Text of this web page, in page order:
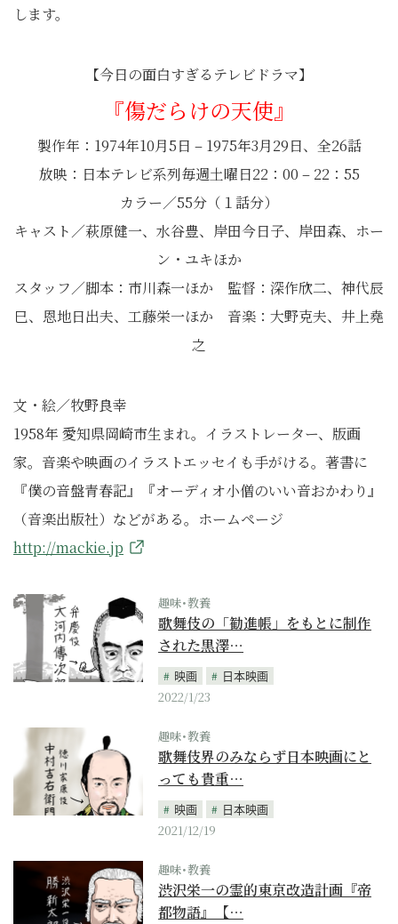
します。
【今日の面白すぎるテレビドラマ】
『傷だらけの天使』
製作年：1974年10月5日 – 1975年3月29日、全26話
放映：日本テレビ系列毎週土曜日22：00 – 22：55
カラー／55分（１話分）
キャスト／萩原健一、水谷豊、岸田今日子、岸田森、ホー
ン・ユキほか
スタッフ／脚本：市川森一ほか 監督：深作欣二、神代辰
巳、恩地日出夫、工藤栄一ほか 音楽：大野克夫、井上堯
之
文・絵／牧野良幸
1958年 愛知県岡崎市生まれ。イラストレーター、版画
家。音楽や映画のイラストエッセイも手がける。著書に
『僕の音盤青春記』『オーディオ小僧のいい音おかわり』
（音楽出版社）などがある。ホームページ
http://mackie.jp
趣味･教養
歌舞伎の「勧進帳」をもとに制作
された黒澤…
映画
日本映画
2022/1/23
趣味･教養
歌舞伎界のみならず日本映画にと
っても貴重…
映画
日本映画
2021/12/19
趣味･教養
渋沢栄一の霊的東京改造計画『帝
都物語』【…